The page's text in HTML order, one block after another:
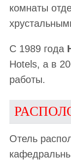
комнаты
С 1989 года
Hotels, а в
работы.
Отель